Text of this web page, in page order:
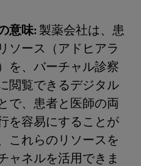
意味: 製薬会社は、患
ソース（アドヒアラ
を、バーチャル診察
閲覧できるデジタル
で、患者と医師の両
を容易にすることが
これらのリソースを
ャネルを活用できま